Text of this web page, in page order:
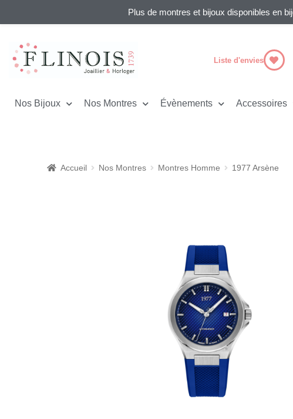
Liste d'envies
Nos Bijoux Nos Montres Évènements Accessoires
Accueil Nos Montres Montres Homme 1977 Arsène
Plus de montres et bijoux disponibles en